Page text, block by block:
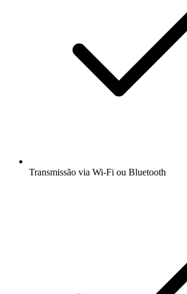
Transmissão via Wi-Fi ou Bluetooth